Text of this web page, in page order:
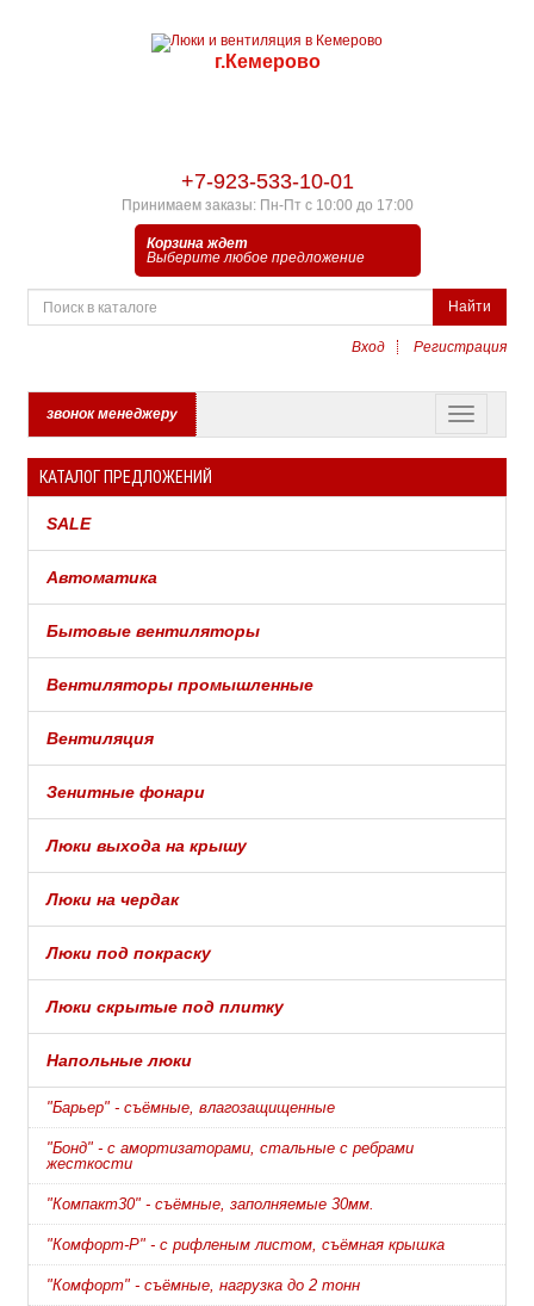
г.Кемерово
+7-923-533-10-01
Принимаем заказы: Пн-Пт с 10:00 до 17:00
Корзина ждет
Выберите любое предложение
Найти
Вход Регистрация
звонок менеджеру
КАТАЛОГ ПРЕДЛОЖЕНИЙ
SALE
Автоматика
Бытовые вентиляторы
Вентиляторы промышленные
Вентиляция
Зенитные фонари
Люки выхода на крышу
Люки на чердак
Люки под покраску
Люки скрытые под плитку
Напольные люки
"Барьер" - съёмные, влагозащищенные
"Бонд" - с амортизаторами, стальные с ребрами
жесткости
"Компакт30" - съёмные, заполняемые 30мм.
"Комфорт-Р" - с рифленым листом, съёмная крышка
"Комфорт" - съёмные, нагрузка до 2 тонн